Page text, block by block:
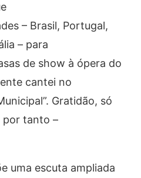
– Brasil, Portugal,
– para
de show à ópera do
cantei no
Gratidão, só
por tanto –
uma escuta ampliada